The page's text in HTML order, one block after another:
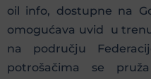
oil info, dostupne na
omogućava uvid u
na području
potrošačima se